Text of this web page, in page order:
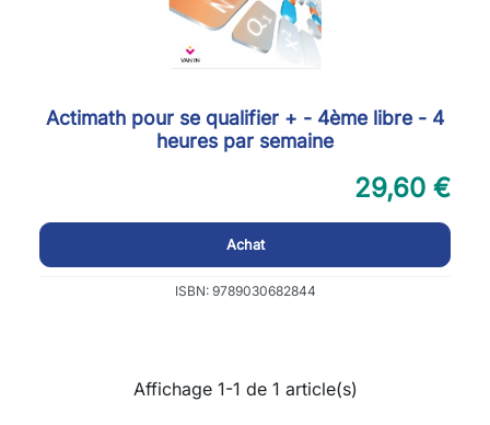
Actimath pour se qualifier + - 4ème libre - 4
heures par semaine
29,60 €
Achat
ISBN: 9789030682844
Affichage 1-1 de 1 article(s)